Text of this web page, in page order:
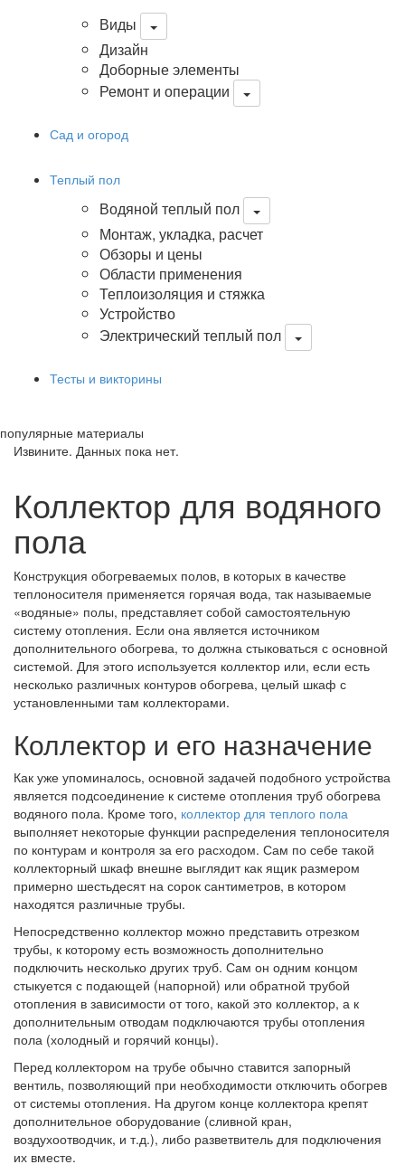
Виды
Дизайн
Доборные элементы
Ремонт и операции
Сад и огород
Теплый пол
Водяной теплый пол
Монтаж, укладка, расчет
Обзоры и цены
Области применения
Теплоизоляция и стяжка
Устройство
Электрический теплый пол
Тесты и викторины
популярные материалы
Извините. Данных пока нет.
Коллектор для водяного
пола
Конструкция обогреваемых полов, в которых в качестве
теплоносителя применяется горячая вода, так называемые
«водяные» полы, представляет собой самостоятельную
систему отопления. Если она является источником
дополнительного обогрева, то должна стыковаться с основной
системой. Для этого используется коллектор или, если есть
несколько различных контуров обогрева, целый шкаф с
установленными там коллекторами.
Коллектор и его назначение
Как уже упоминалось, основной задачей подобного устройства
является подсоединение к системе отопления труб обогрева
водяного пола. Кроме того, коллектор для теплого пола
выполняет некоторые функции распределения теплоносителя
по контурам и контроля за его расходом. Сам по себе такой
коллекторный шкаф внешне выглядит как ящик размером
примерно шестьдесят на сорок сантиметров, в котором
находятся различные трубы.
Непосредственно коллектор можно представить отрезком
трубы, к которому есть возможность дополнительно
подключить несколько других труб. Сам он одним концом
стыкуется с подающей (напорной) или обратной трубой
отопления в зависимости от того, какой это коллектор, а к
дополнительным отводам подключаются трубы отопления
пола (холодный и горячий концы).
Перед коллектором на трубе обычно ставится запорный
вентиль, позволяющий при необходимости отключить обогрев
от системы отопления. На другом конце коллектора крепят
дополнительное оборудование (сливной кран,
воздухоотводчик, и т.д.), либо разветвитель для подключения
их вместе.